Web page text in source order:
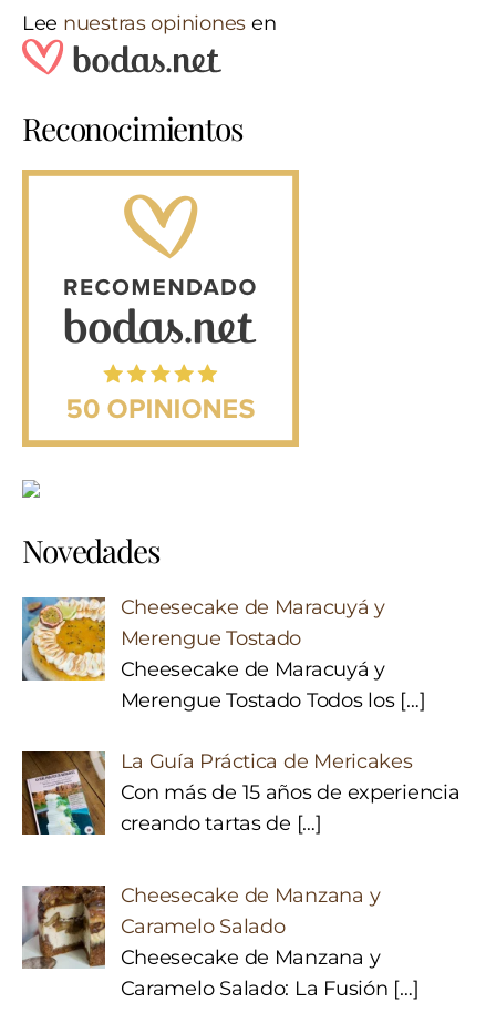
Lee nuestras opiniones en
Reconocimientos
Novedades
Cheesecake de Maracuyá y
Merengue Tostado
Cheesecake de Maracuyá y
Merengue Tostado Todos los […]
La Guía Práctica de Mericakes
Con más de 15 años de experiencia
creando tartas de […]
Cheesecake de Manzana y
Caramelo Salado
Cheesecake de Manzana y
Caramelo Salado: La Fusión […]